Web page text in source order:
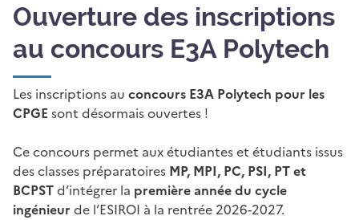
Ouverture des inscriptions
au concours E3A Polytech
Les inscriptions au concours E3A Polytech pour les
CPGEsont désormais ouvertes !
Ce concours permet aux étudiantes et étudiants issus
des classes préparatoires MP, MPI, PC, PSI, PT et
BCPSTd’intégrer la première année du cycle
ingénieur de l’ESIROI à la rentrée 2026-2027.